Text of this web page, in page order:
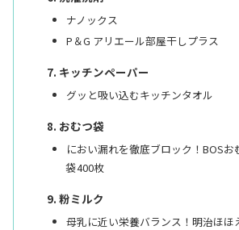
ナノックス
P＆G アリエール部屋干しプラス
キッチンペーパー
グッと吸い込むキッチンタオル
おむつ袋
におい漏れを徹底ブロック！BOSお
袋400枚
粉ミルク
母乳に近い栄養バランス！明治ほほ